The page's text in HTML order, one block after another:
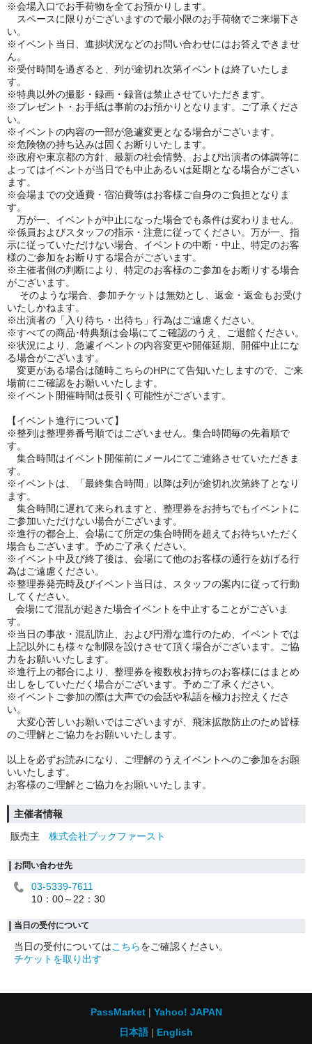
※会場入口でお手荷物を全てお預かりします。
スペースに限りがございますので最小限のお手荷物でご来場下さ
い。
※イベント当日、進捗状況などのお問い合わせにはお答えできませ
ん。
※受付時間を過ぎると、列が途切れ次第イベントは終了いたしま
す。
※特典以外の撮影・録画・録音は禁止させていただきます。
※プレゼント・お手紙は事前のお預かりとなります。ご了承くださ
い。
※イベントの内容の一部が急遽変更となる場合がございます。
※危険物の持ち込みは固くお断りいたします。
※政府や東京都の方針、最新の社会情勢、および出演者の体調等に
よってはイベントが当日でも中止あるいは延期となる場合がござい
ます。
※会場までの交通費・宿泊費等はお客様ご自身のご負担となりま
す。
万が一、イベントが中止になった場合でも条件は変わりません。
※係員およびスタッフの指示・注意に従ってください。万が一、指
示に従っていただけない場合、イベントの中断・中止、特定のお客
様のご参加をお断りする場合がございます。
※主催者側の判断により、特定のお客様のご参加をお断りする場合
がございます。
そのような場合、参加チケットは無効とし、返金・返金もお受け
いたしかねます。
※出演者の「入り待ち・出待ち」行為はご遠慮ください。
※すべての商品･特典類は会場にてご確認のうえ、ご退館ください。
※状況により、急遽イベントの内容変更や開催延期、開催中止にな
る場合がございます。
変更がある場合は随時こちらのHPにて告知いたしますので、ご来
場前にご確認をお願いいたします。
※イベント開催時間は長引く可能性がございます。
【イベント進行について】
※整列は整理券番号順ではございません。集合時間毎の先着順で
す。
集合時間はイベント開催前にメールにてご連絡させていただきま
す。
※イベントは、「最終集合時間」以降は列が途切れ次第終了となり
ます。
集合時間に遅れて来られますと、整理券をお持ちでもイベントに
ご参加いただけない場合がございます。
※進行の都合上、会場にて所定の集合時間を超えてお待ちいただく
場合もございます。予めご了承ください。
※イベント中及び終了後は、会場にて他のお客様の通行を妨げる行
為はご遠慮ください。
※整理券発売時及びイベント当日は、スタッフの案内に従って行動
してください。
会場にて混乱が起きた場合イベントを中止することがございま
す。
※当日の事故・混乱防止、および円滑な進行のため、イベントでは
上記以外にも様々な制限を設けさせて頂く場合がございます。ご協
力をお願いいたします。
※進行上の都合により、整理券を複数枚お持ちのお客様にはまとめ
出しをしていただく場合がございます。予めご了承ください。
※イベントご参加の際は大声での会話や私語を極力お控えくださ
い。
大変心苦しいお願いではございますが、飛沫拡散防止のため皆様
のご理解とご協力をお願いいたします。
以上を必ずお読みになり、ご理解のうえイベントへのご参加をお願
いいたします。
お客様のご理解とご協力をお願いいたします。
主催者情報
販売主
株式会社ブックファースト
お問い合わせ先
03-5339-7611
10：00～22：30
当日の受付について
当日の受付についてはこちらをご確認ください。
チケットを取り出す
PassMarket
Yahoo! JAPAN
日本語
English